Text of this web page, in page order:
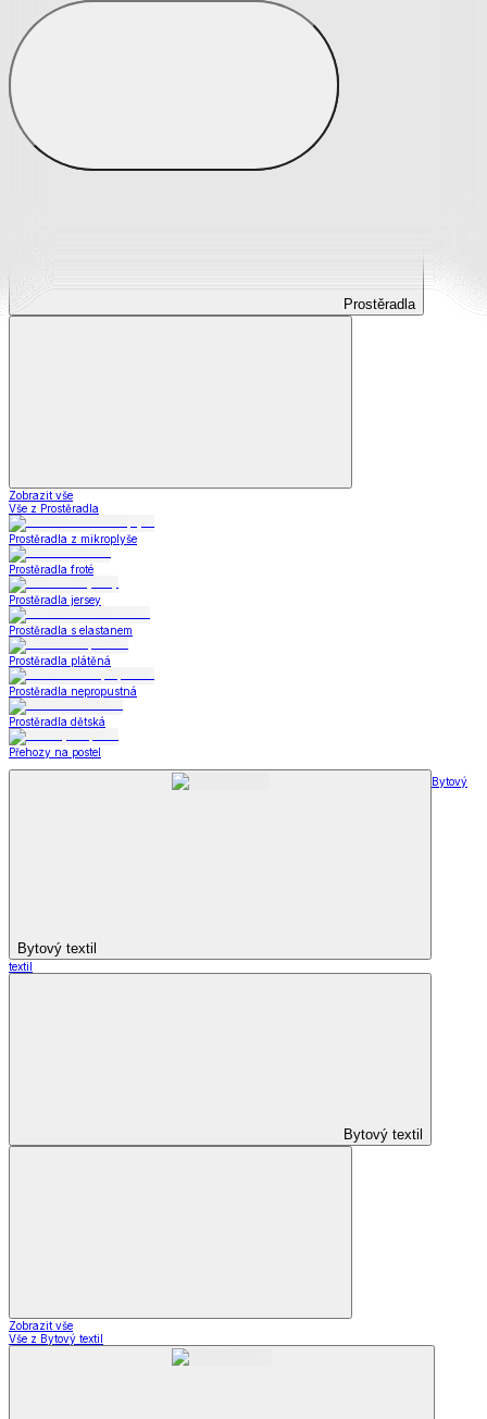
Prostěradla
Prostěradla
Zobrazit vše
Vše z Prostěradla
Prostěradla z mikroplyše
Prostěradla froté
Prostěradla jersey
Prostěradla s elastanem
Prostěradla plátěná
Prostěradla nepropustná
Prostěradla dětská
Přehozy na postel
Bytový textil
Bytový
textil
Bytový textil
Zobrazit vše
Vše z Bytový textil